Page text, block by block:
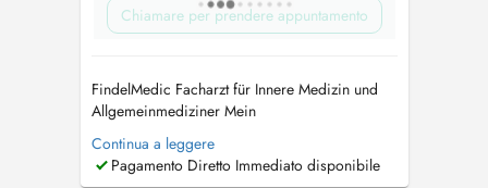
Chiamare per prendere appuntamento
FindelMedic Facharzt für Innere Medizin und
Allgemeinmediziner Mein
Behandlungsspektrum umfasst unter anderem:
Herz-Kreislauf-Beschwerden, Herzrasen/
Herzstolpern (Palpitationen), geschwollene
Continua a leggere
Pagamento Diretto Immediato disponibile